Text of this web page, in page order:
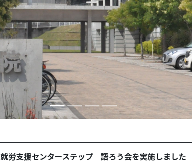
就労支援センターステップ 語ろう会を実施しました